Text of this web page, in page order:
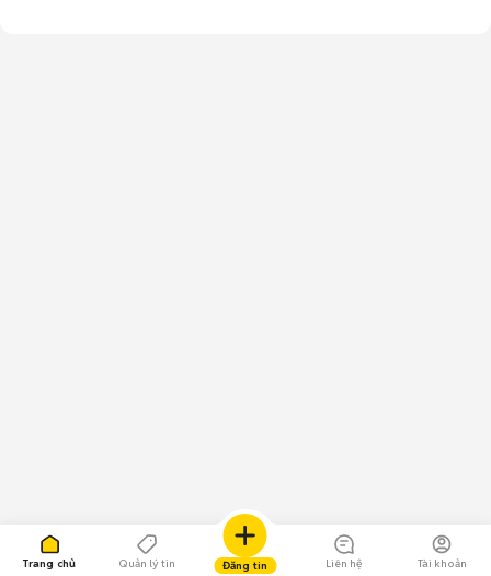
Trang chủ Quản lý tin Đăng tin Liên hệ Tài khoản